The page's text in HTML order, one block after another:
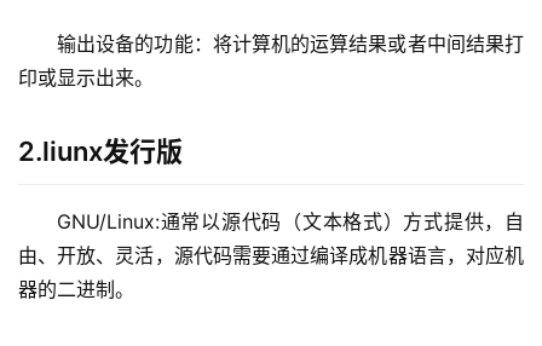
输出设备的功能：将计算机的运算结果或者中间结果打
印或显示出来。
2.liunx发行版
GNU/Linux:通常以源代码（文本格式）方式提供，自
由、开放、灵活，源代码需要通过编译成机器语言，对应机
器的二进制。